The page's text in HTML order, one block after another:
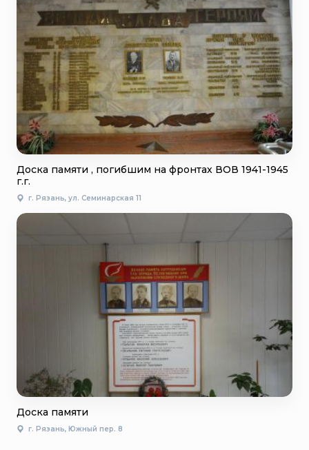
Доска памяти , погибшим на фронтах ВОВ 1941-1945
г.г.
г. Рязань, ул. Семинарская 11
Доска памяти
г. Рязань, Южный пер. 8